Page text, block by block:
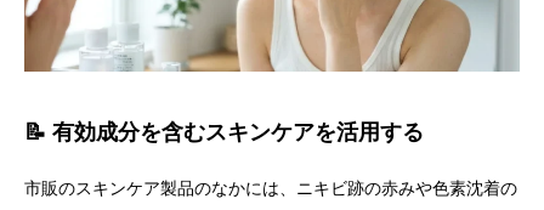
📝 有効成分を含むスキンケアを活用する
市販のスキンケア製品のなかには、ニキビ跡の赤みや色素沈着の